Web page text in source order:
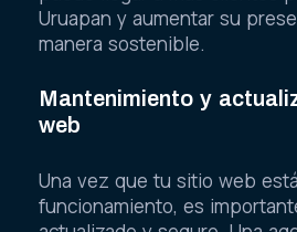
Uruapan y aumentar su
manera sostenible.
Mantenimiento y
web
Una vez que tu sitio web
funcionamiento, es